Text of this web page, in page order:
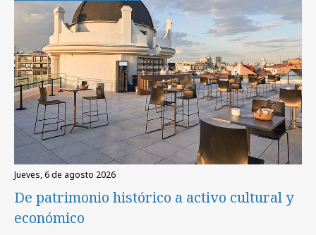
jueves, 6 de agosto 2026
De patrimonio histórico a activo cultural y
económico